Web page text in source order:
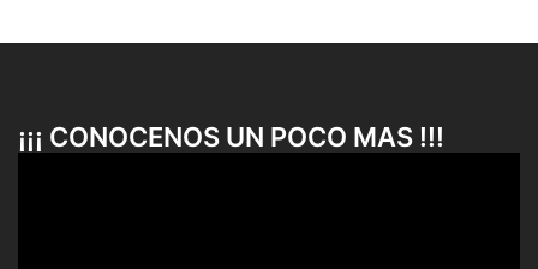
¡¡¡ CONOCENOS UN POCO MAS !!!